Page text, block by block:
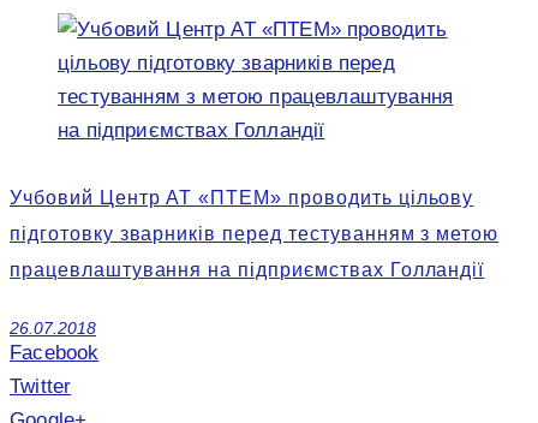
Учбовий Центр АТ «ПТЕМ» проводить цільову
підготовку зварників перед тестуванням з метою
працевлаштування на підприємствах Голландії
26.07.2018
Facebook
Twitter